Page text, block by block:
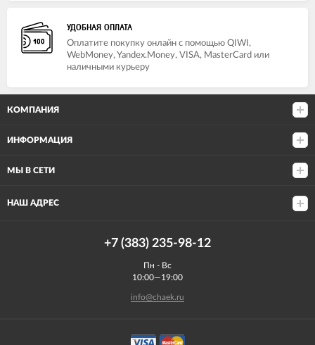
УДОБНАЯ ОПЛАТА
Оплатите покупку онлайн с помощью QIWI,
WebMoney, Yandex.Money, VISA, MasterCard или
наличными курьеру
КОМПАНИЯ
ИНФОРМАЦИЯ
МЫ В СЕТИ
НАШ АДРЕС
+7 (383) 235-98-12
Пн - Вс
10:00—19:00
info@chaek.ru